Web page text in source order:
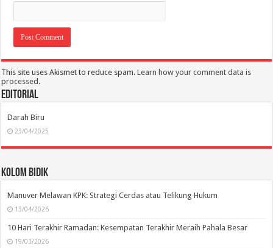
This site uses Akismet to reduce spam.Learn how your comment data is
processed.
Editorial
Darah Biru
23/04/2025
Kolom Bidik
Manuver Melawan KPK: Strategi Cerdas atau Telikung Hukum
13/04/2026
10 Hari Terakhir Ramadan: Kesempatan Terakhir Meraih Pahala Besar
19/03/2026